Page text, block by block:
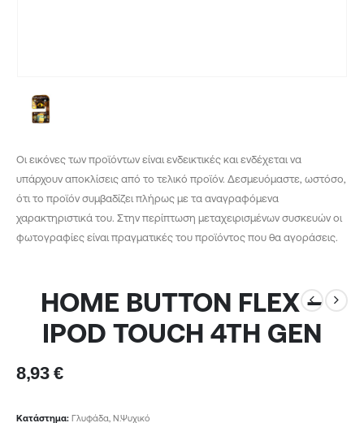
Οι εικόνες των προϊόντων είναι ενδεικτικές και ενδέχεται να
υπάρχουν αποκλίσεις από το τελικό προϊόν. Δεσμευόμαστε, ωστόσο,
ότι το προϊόν συμβαδίζει πλήρως με τα αναγραφόμενα
χαρακτηριστικά του. Στην περίπτωση μεταχειρισμένων συσκευών οι
φωτογραφίες είναι πραγματικές του προϊόντος που θα αγοράσεις.
HOME BUTTON FLEX –
IPOD TOUCH 4TH GEN
8,93 €
Κατάστημα: Γλυφάδα, Ν.Ψυχικό